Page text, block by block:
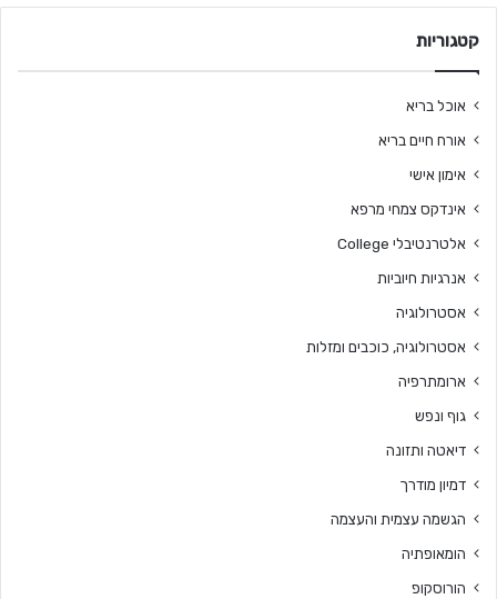
קטגוריות
אוכל בריא
אורח חיים בריא
אימון אישי
אינדקס צמחי מרפא
אלטרנטיבלי College
אנרגיות חיוביות
אסטרולוגיה
אסטרולוגיה, כוכבים ומזלות
ארומתרפיה
גוף ונפש
דיאטה ותזונה
דמיון מודרך
הגשמה עצמית והעצמה
הומאופתיה
הורוסקופ